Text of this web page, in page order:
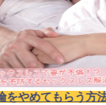
をやめてもらう方